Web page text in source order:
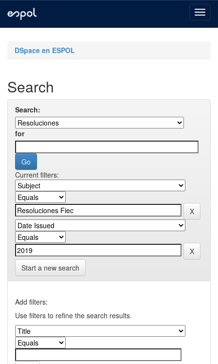
navigationDSpace en ESPOL
Search
Search:
for
Current filters:
Start a new search
Add filters:
Use filters to refine the search results.